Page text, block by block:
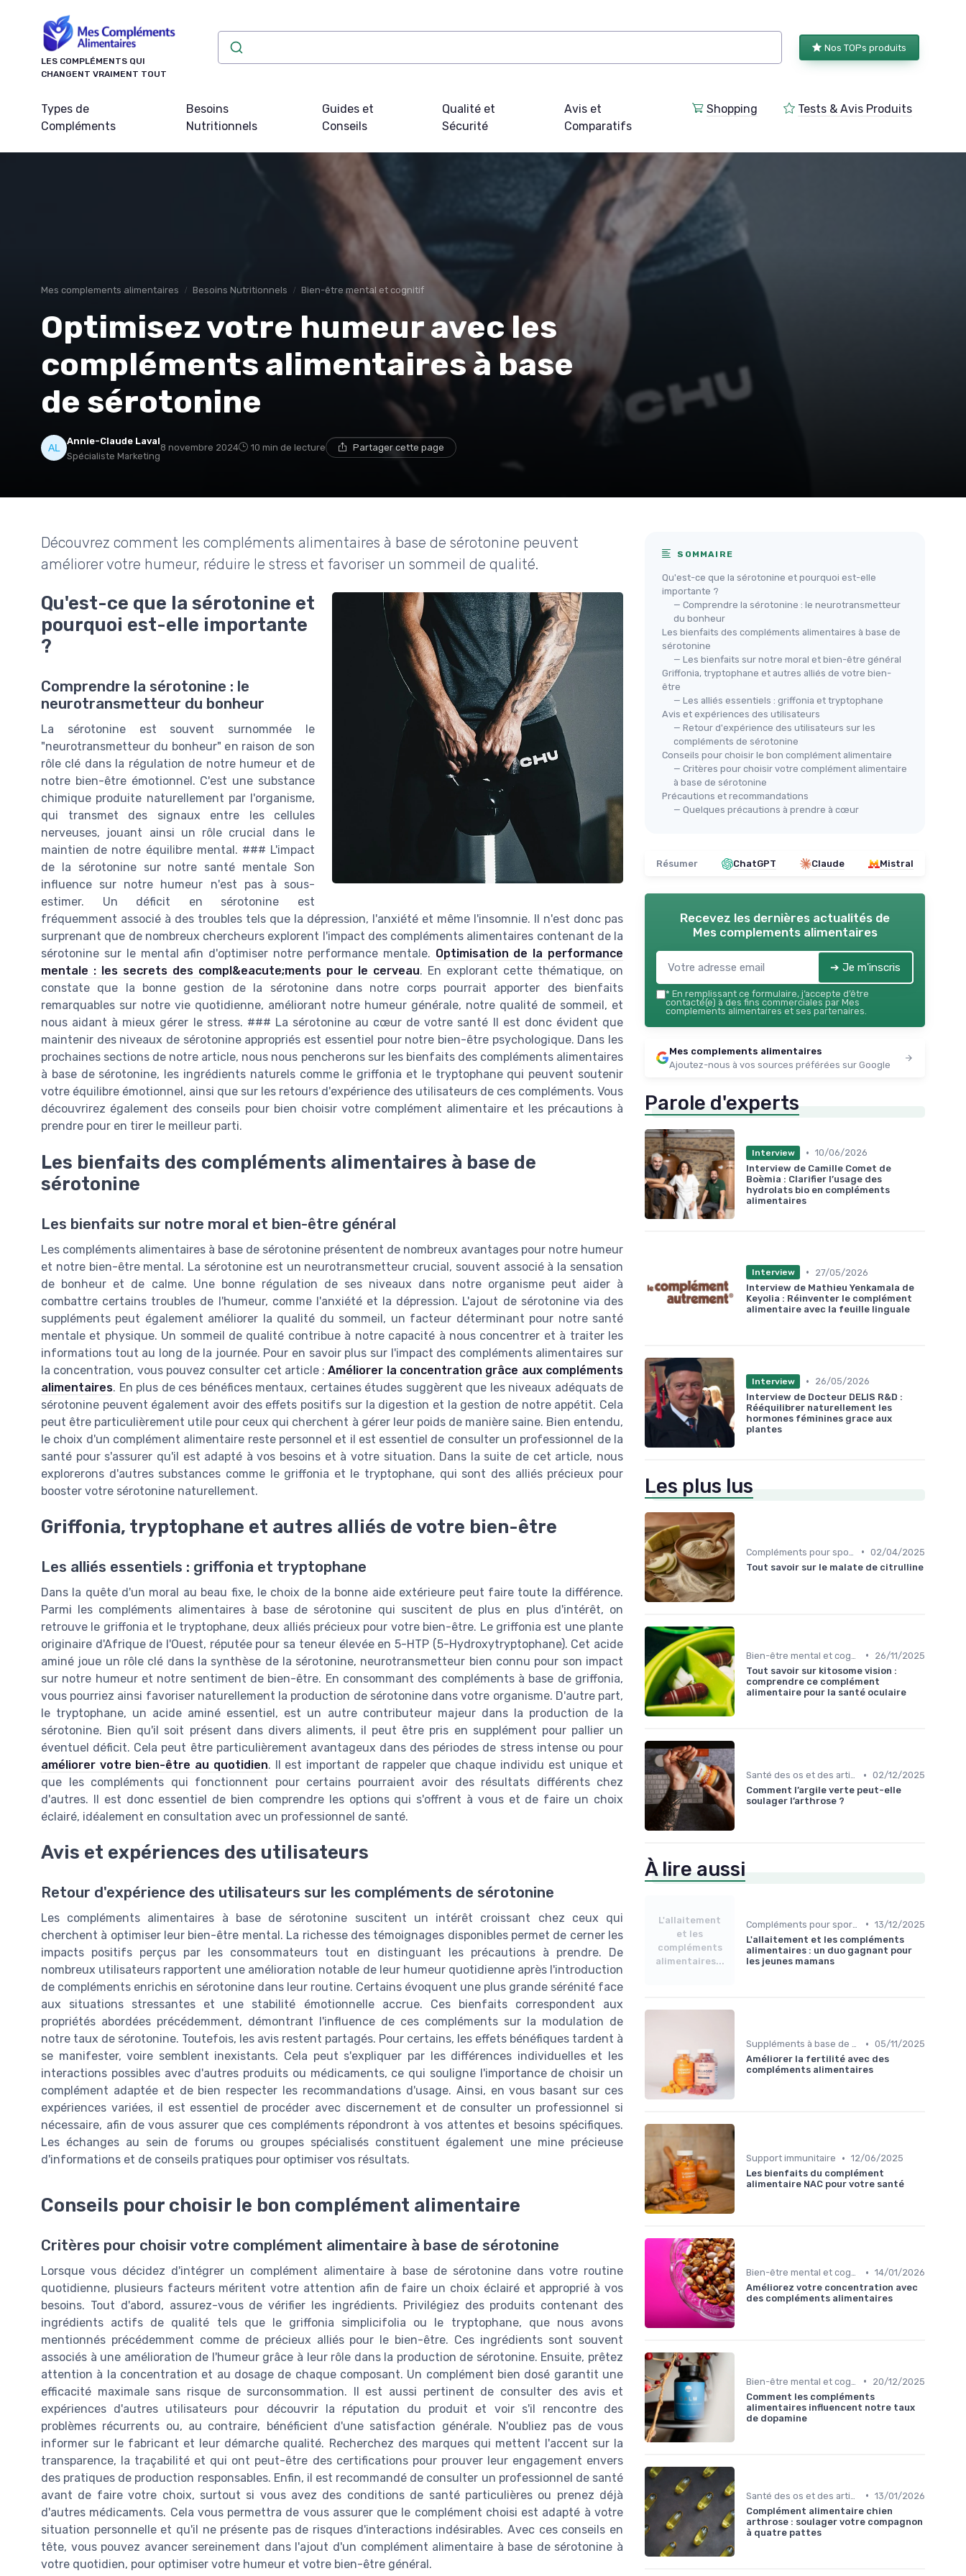
LES COMPLÉMENTS QUI
CHANGENT VRAIMENT TOUT
Nos TOPs produits
Types de
Compléments
Besoins
Nutritionnels
Guides et
Conseils
Qualité et
Sécurité
Avis et
Comparatifs
Shopping Tests & Avis Produits
Mes complements alimentaires Besoins Nutritionnels Bien-être mental et cognitif
Optimisez votre humeur avec les
compléments alimentaires à base
de sérotonine
Annie-Claude Laval
Spécialiste Marketing
8 novembre 2024 10 min de lecture Partager cette page
Découvrez comment les compléments alimentaires à base de sérotonine peuvent
améliorer votre humeur, réduire le stress et favoriser un sommeil de qualité.
Qu'est-ce que la sérotonine et
pourquoi est-elle importante
?
Comprendre la sérotonine : le
neurotransmetteur du bonheur
La sérotonine est souvent surnommée le
"neurotransmetteur du bonheur" en raison de son
rôle clé dans la régulation de notre humeur et de
notre bien-être émotionnel. C'est une substance
chimique produite naturellement par l'organisme,
qui transmet des signaux entre les cellules
nerveuses, jouant ainsi un rôle crucial dans le
maintien de notre équilibre mental. ### L'impact
de la sérotonine sur notre santé mentale Son
influence sur notre humeur n'est pas à sous-
estimer. Un déficit en sérotonine est
fréquemment associé à des troubles tels que la dépression, l'anxiété et même l'insomnie. Il n'est donc pas
surprenant que de nombreux chercheurs explorent l'impact des compléments alimentaires contenant de la
sérotonine sur le mental afin d'optimiser notre performance mentale. Optimisation de la performance
mentale : les secrets des compl&eacute;ments pour le cerveau. En explorant cette thématique, on
constate que la bonne gestion de la sérotonine dans notre corps pourrait apporter des bienfaits
remarquables sur notre vie quotidienne, améliorant notre humeur générale, notre qualité de sommeil, et
nous aidant à mieux gérer le stress. ### La sérotonine au cœur de votre santé Il est donc évident que
maintenir des niveaux de sérotonine appropriés est essentiel pour notre bien-être psychologique. Dans les
prochaines sections de notre article, nous nous pencherons sur les bienfaits des compléments alimentaires
à base de sérotonine, les ingrédients naturels comme le griffonia et le tryptophane qui peuvent soutenir
votre équilibre émotionnel, ainsi que sur les retours d'expérience des utilisateurs de ces compléments. Vous
découvrirez également des conseils pour bien choisir votre complément alimentaire et les précautions à
prendre pour en tirer le meilleur parti.
Les bienfaits des compléments alimentaires à base de
sérotonine
Les bienfaits sur notre moral et bien-être général
Les compléments alimentaires à base de sérotonine présentent de nombreux avantages pour notre humeur
et notre bien-être mental. La sérotonine est un neurotransmetteur crucial, souvent associé à la sensation
de bonheur et de calme. Une bonne régulation de ses niveaux dans notre organisme peut aider à
combattre certains troubles de l'humeur, comme l'anxiété et la dépression. L'ajout de sérotonine via des
suppléments peut également améliorer la qualité du sommeil, un facteur déterminant pour notre santé
mentale et physique. Un sommeil de qualité contribue à notre capacité à nous concentrer et à traiter les
informations tout au long de la journée. Pour en savoir plus sur l'impact des compléments alimentaires sur
la concentration, vous pouvez consulter cet article :Améliorer la concentration grâce aux compléments
alimentaires. En plus de ces bénéfices mentaux, certaines études suggèrent que les niveaux adéquats de
sérotonine peuvent également avoir des effets positifs sur la digestion et la gestion de notre appétit. Cela
peut être particulièrement utile pour ceux qui cherchent à gérer leur poids de manière saine. Bien entendu,
le choix d'un complément alimentaire reste personnel et il est essentiel de consulter un professionnel de la
santé pour s'assurer qu'il est adapté à vos besoins et à votre situation. Dans la suite de cet article, nous
explorerons d'autres substances comme le griffonia et le tryptophane, qui sont des alliés précieux pour
booster votre sérotonine naturellement.
Griffonia, tryptophane et autres alliés de votre bien-être
Les alliés essentiels : griffonia et tryptophane
Dans la quête d'un moral au beau fixe, le choix de la bonne aide extérieure peut faire toute la différence.
Parmi les compléments alimentaires à base de sérotonine qui suscitent de plus en plus d'intérêt, on
retrouve le griffonia et le tryptophane, deux alliés précieux pour votre bien-être. Le griffonia est une plante
originaire d'Afrique de l'Ouest, réputée pour sa teneur élevée en 5-HTP (5-Hydroxytryptophane). Cet acide
aminé joue un rôle clé dans la synthèse de la sérotonine, neurotransmetteur bien connu pour son impact
sur notre humeur et notre sentiment de bien-être. En consommant des compléments à base de griffonia,
vous pourriez ainsi favoriser naturellement la production de sérotonine dans votre organisme. D'autre part,
le tryptophane, un acide aminé essentiel, est un autre contributeur majeur dans la production de la
sérotonine. Bien qu'il soit présent dans divers aliments, il peut être pris en supplément pour pallier un
éventuel déficit. Cela peut être particulièrement avantageux dans des périodes de stress intense ou pour
améliorer votre bien-être au quotidien. Il est important de rappeler que chaque individu est unique et
que les compléments qui fonctionnent pour certains pourraient avoir des résultats différents chez
d'autres. Il est donc essentiel de bien comprendre les options qui s'offrent à vous et de faire un choix
éclairé, idéalement en consultation avec un professionnel de santé.
Avis et expériences des utilisateurs
Retour d'expérience des utilisateurs sur les compléments de sérotonine
Les compléments alimentaires à base de sérotonine suscitent un intérêt croissant chez ceux qui
cherchent à optimiser leur bien-être mental. La richesse des témoignages disponibles permet de cerner les
impacts positifs perçus par les consommateurs tout en distinguant les précautions à prendre. De
nombreux utilisateurs rapportent une amélioration notable de leur humeur quotidienne après l'introduction
de compléments enrichis en sérotonine dans leur routine. Certains évoquent une plus grande sérénité face
aux situations stressantes et une stabilité émotionnelle accrue. Ces bienfaits correspondent aux
propriétés abordées précédemment, démontrant l'influence de ces compléments sur la modulation de
notre taux de sérotonine. Toutefois, les avis restent partagés. Pour certains, les effets bénéfiques tardent à
se manifester, voire semblent inexistants. Cela peut s'expliquer par les différences individuelles et les
interactions possibles avec d'autres produits ou médicaments, ce qui souligne l'importance de choisir un
complément adaptée et de bien respecter les recommandations d'usage. Ainsi, en vous basant sur ces
expériences variées, il est essentiel de procéder avec discernement et de consulter un professionnel si
nécessaire, afin de vous assurer que ces compléments répondront à vos attentes et besoins spécifiques.
Les échanges au sein de forums ou groupes spécialisés constituent également une mine précieuse
d'informations et de conseils pratiques pour optimiser vos résultats.
Conseils pour choisir le bon complément alimentaire
Critères pour choisir votre complément alimentaire à base de sérotonine
Lorsque vous décidez d'intégrer un complément alimentaire à base de sérotonine dans votre routine
quotidienne, plusieurs facteurs méritent votre attention afin de faire un choix éclairé et approprié à vos
besoins. Tout d'abord, assurez-vous de vérifier les ingrédients. Privilégiez des produits contenant des
ingrédients actifs de qualité tels que le griffonia simplicifolia ou le tryptophane, que nous avons
mentionnés précédemment comme de précieux alliés pour le bien-être. Ces ingrédients sont souvent
associés à une amélioration de l'humeur grâce à leur rôle dans la production de sérotonine. Ensuite, prêtez
attention à la concentration et au dosage de chaque composant. Un complément bien dosé garantit une
efficacité maximale sans risque de surconsommation. Il est aussi pertinent de consulter des avis et
expériences d'autres utilisateurs pour découvrir la réputation du produit et voir s'il rencontre des
problèmes récurrents ou, au contraire, bénéficient d'une satisfaction générale. N'oubliez pas de vous
informer sur le fabricant et leur démarche qualité. Recherchez des marques qui mettent l'accent sur la
transparence, la traçabilité et qui ont peut-être des certifications pour prouver leur engagement envers
des pratiques de production responsables. Enfin, il est recommandé de consulter un professionnel de santé
avant de faire votre choix, surtout si vous avez des conditions de santé particulières ou prenez déjà
d'autres médicaments. Cela vous permettra de vous assurer que le complément choisi est adapté à votre
situation personnelle et qu'il ne présente pas de risques d'interactions indésirables. Avec ces conseils en
tête, vous pouvez avancer sereinement dans l'ajout d'un complément alimentaire à base de sérotonine à
votre quotidien, pour optimiser votre humeur et votre bien-être général.
SOMMAIRE
Qu'est-ce que la sérotonine et pourquoi est-elle
importante ?
— Comprendre la sérotonine : le neurotransmetteur
du bonheur
Les bienfaits des compléments alimentaires à base de
sérotonine
— Les bienfaits sur notre moral et bien-être général
Griffonia, tryptophane et autres alliés de votre bien-
être
— Les alliés essentiels : griffonia et tryptophane
Avis et expériences des utilisateurs
— Retour d'expérience des utilisateurs sur les
compléments de sérotonine
Conseils pour choisir le bon complément alimentaire
— Critères pour choisir votre complément alimentaire
à base de sérotonine
Précautions et recommandations
— Quelques précautions à prendre à cœur
Résumer ChatGPT Claude Mistral
Recevez les dernières actualités de
Mes complements alimentaires
➔ Je m'inscris
* En remplissant ce formulaire, j’accepte d’être
contacté(e) à des fins commerciales par Mes
complements alimentaires et ses partenaires.
Mes complements alimentaires
Ajoutez-nous à vos sources préférées sur Google
Parole d'experts
Interview • 10/06/2026
Interview de Camille Comet de
Boèmia : Clarifier l’usage des
hydrolats bio en compléments
alimentaires
Interview •
27/05/2026
Interview de Mathieu Yenkamala de
Keyolia : Réinventer le complément
alimentaire avec la feuille linguale
Interview •
26/05/2026
Interview de Docteur DELIS R&D :
Rééquilibrer naturellement les
hormones féminines grace aux
plantes
Les plus lus
• 02/04/2025
Tout savoir sur le malate de citrulline
•
26/11/2025
Tout savoir sur kitosome vision :
comprendre ce complément
alimentaire pour la santé oculaire
Santé des os et des articulations • 02/12/2025
Comment l’argile verte peut-elle
soulager l’arthrose ?
À lire aussi
L'allaitement
et les
compléments
alimentaires...
• 13/12/2025
L'allaitement et les compléments
alimentaires : un duo gagnant pour
les jeunes mamans
Suppléments à base de plantes • 05/11/2025
Améliorer la fertilité avec des
compléments alimentaires
Support immunitaire • 12/06/2025
Les bienfaits du complément
alimentaire NAC pour votre santé
Bien-être mental et cognitif • 14/01/2026
Améliorez votre concentration avec
des compléments alimentaires
•
20/12/2025
Comment les compléments
alimentaires influencent notre taux
de dopamine
• 13/01/2026
Complément alimentaire chien
arthrose : soulager votre compagnon
à quatre pattes